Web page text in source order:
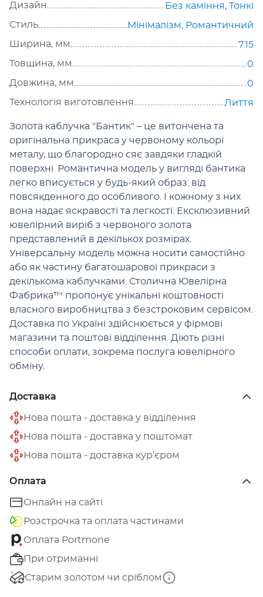
Дизайн
Без каміння, Тонкі
Стиль
Мінімалізм, Романтичний
Ширина, мм
7.15
Товщина, мм
0
Довжина, мм
0
Технологія виготовлення
Лиття
Золота каблучка "Бантик" – це витончена та
оригінальна прикраса у червоному кольорі
металу, що благородно сяє завдяки гладкій
поверхні. Романтична модель у вигляді бантика
легко вписується у будь-який образ: від
повсякденного до особливого. І кожному з них
вона надає яскравості та легкості. Ексклюзивний
ювелірний виріб з червоного золота
представлений в декількох розмірах.
Універсальну модель можна носити самостійно
або як частину багатошарової прикраси з
декількома каблучками. Столична Ювелірна
Фабрика™ пропонує унікальні коштовності
власного виробництва з безстроковим сервісом.
Доставка по Україні здійснюється у фірмові
магазини та поштові відділення. Діють різні
способи оплати, зокрема послуга ювелірного
обміну.
Доставка
Нова пошта - доставка у відділення
Нова пошта - доставка у поштомат
Нова пошта - доставка кур’єром
Оплата
Онлайн на сайті
Розстрочка та оплата частинами
Оплата Portmone
При отриманні
Старим золотом чи сріблом